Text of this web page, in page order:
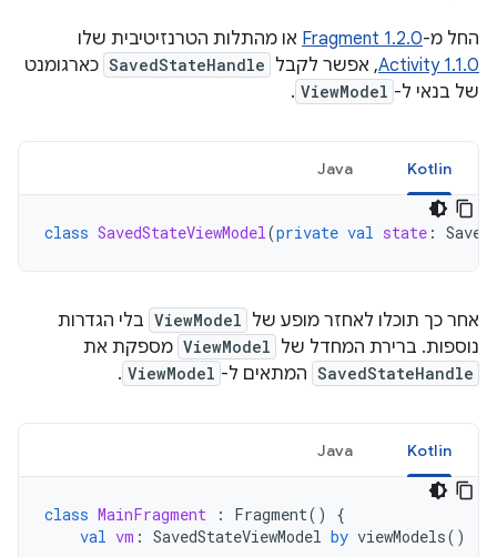
החל מ-Fragment 1.2.0 או מהתלות הטרנזיטיבית שלו
Activity 1.1.0, אפשר לקבל SavedStateHandle כארגומנט
של בנאי ל- ViewModel
.
Kotlin
Java
class SavedStateViewModel(private val state :
אחר כך תוכלו לאחזר מופע של ViewModel בלי הגדרות
נוספות. ברירת המחדל של ViewModel מספקת את
SavedStateHandle המתאים ל- ViewModel
.
Kotlin
Java
class MainFragment : Fragment()
{
val vm : SavedStateViewModel by viewModels()